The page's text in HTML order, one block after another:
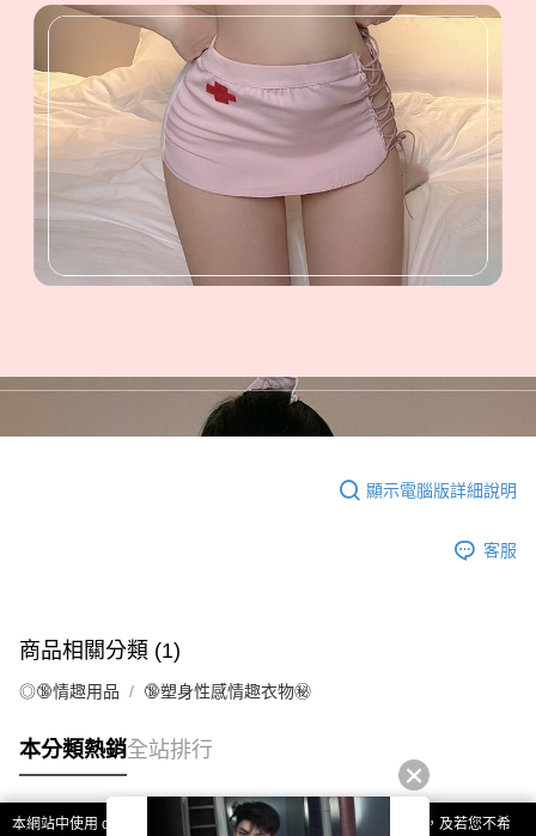
顯示電腦版詳細說明
客服
商品相關分類 (1)
◎🔞情趣用品 🔞塑身性感情趣衣物㊙︎
本分類熱銷全站排行
本網站中使用 cookie，欲查詢有關本網站使用 cookie 方式之詳情，及若您不希